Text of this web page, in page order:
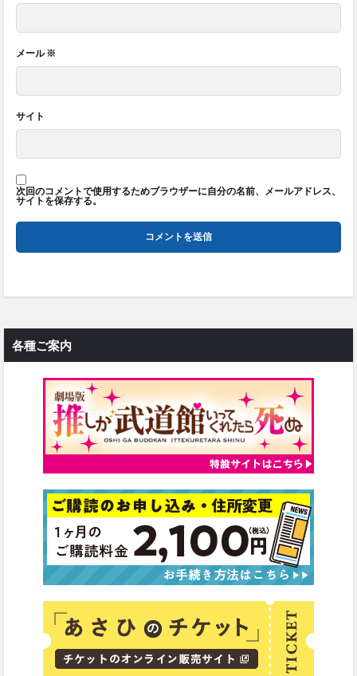
メール※
サイト
次回のコメントで使用するためブラウザーに自分の名前、メールアドレス、
サイトを保存する。
各種ご案内